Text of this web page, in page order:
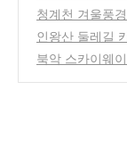
집'
(36)
청계천 겨울풍경
인왕산 둘레길
소책방 더숲
(50)
북악 스카이웨